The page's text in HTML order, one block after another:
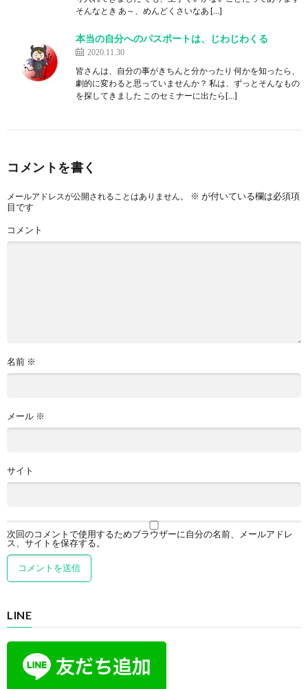
そんなとき あ～、めんどくさいなあ […]
本当の自分へのパスポートは、じわじわくる
2020.11.30
皆さんは、自分の事がきちんと分かったり 何かを知ったら、
劇的に変わると思っていませんか？ 私は、ずっとそんなもの
を探してきました このセミナーに出たら[…]
コメントを書く
メールアドレスが公開されることはありません。 ※ が付いている欄は必須項
目です
コメント
名前 ※
メール ※
サイト
次回のコメントで使用するためブラウザーに自分の名前、メールアドレ
ス、サイトを保存する。
LINE